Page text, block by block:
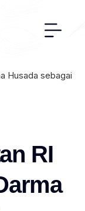
Husada sebagai
RI